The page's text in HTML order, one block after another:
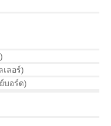
ลอร์)
บอร์ด)